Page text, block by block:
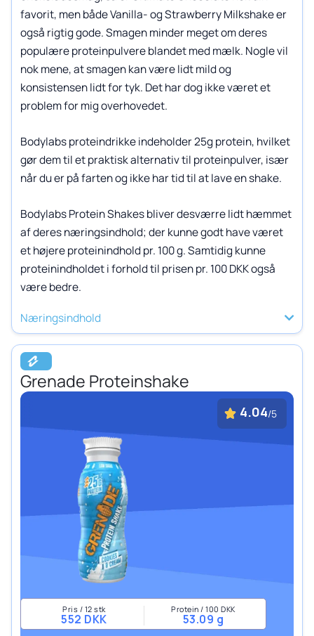
favorit, men både Vanilla- og Strawberry Milkshake er
også rigtig gode. Smagen minder meget om deres
populære proteinpulvere blandet med mælk. Nogle vil
nok mene, at smagen kan være lidt mild og
konsistensen lidt for tyk. Det har dog ikke været et
problem for mig overhovedet.
Bodylabs proteindrikke indeholder 25g protein, hvilket
gør dem til et praktisk alternativ til proteinpulver, især
når du er på farten og ikke har tid til at lave en shake.
Bodylabs Protein Shakes bliver desværre lidt hæmmet
af deres næringsindhold; der kunne godt have været
et højere proteinindhold pr. 100 g. Samtidig kunne
proteinindholdet i forhold til prisen pr. 100 DKK også
være bedre.
Næringsindhold
Grenade Proteinshake
Pris / 12 stk
552 DKK
Protein / 100 DKK
53.09 g
4.04/5